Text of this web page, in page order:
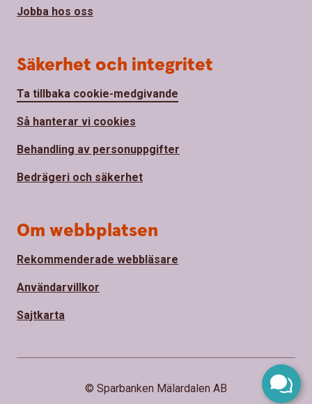
Jobba hos oss
Säkerhet och integritet
Ta tillbaka cookie-medgivande
Så hanterar vi cookies
Behandling av personuppgifter
Bedrägeri och säkerhet
Om webbplatsen
Rekommenderade webbläsare
Användarvillkor
Sajtkarta
© Sparbanken Mälardalen AB